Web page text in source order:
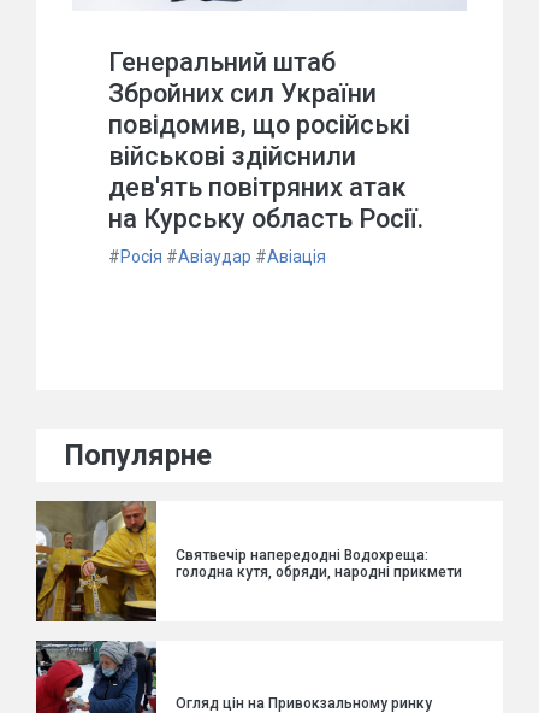
Генеральний штаб
Збройних сил України
повідомив, що російські
військові здійснили
дев'ять повітряних атак
на Курську область Росії.
#Росія #Авіаудар #Авіація
Популярне
Святвечір напередодні Водохреща:
голодна кутя, обряди, народні прикмети
Огляд цін на Привокзальному ринку